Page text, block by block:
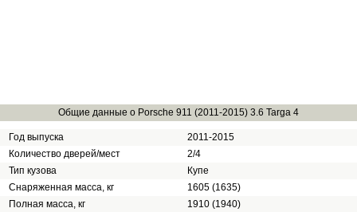
Общие данные о Porsche 911 (2011-2015) 3.6 Targa 4
Год выпуска
2011-2015
Количество дверей/мест
2/4
Тип кузова
Купе
Снаряженная масса, кг
1605 (1635)
Полная масса, кг
1910 (1940)